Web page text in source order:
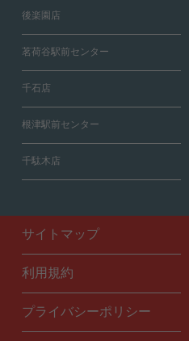
後楽園店
茗荷谷駅前センター
千石店
根津駅前センター
千駄木店
サイトマップ
利用規約
プライバシーポリシー